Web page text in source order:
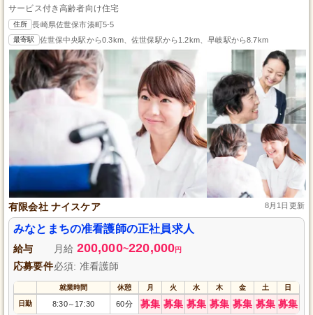
サービス付き高齢者向け住宅
住所 長崎県佐世保市湊町5-5
最寄駅 佐世保中央駅から0.3km、佐世保駅から1.2km、早岐駅から8.7km
有限会社 ナイスケア 8月1日更新
みなとまちの准看護師の正社員求人
給与 月給 200,000~220,000円
応募要件必須: 准看護師
就業時間 休憩 月 火 水 木 金 土 日
日勤 8:30～ 17:30 60分 募集 募集 募集 募集 募集 募集 募集